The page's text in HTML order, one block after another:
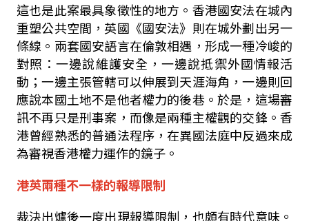
這也是此案最具象徵性的地方。香港國安法在城內
重塑公共空間，英國《國安法》則在城外劃出另一
條線。兩套國安語言在倫敦相遇，形成一種冷峻的
對照：一邊說維護安全，一邊說抵禦外國情報活
動；一邊主張管轄可以伸展到天涯海角，一邊則回
應說本國土地不是他者權力的後巷。於是，這場審
訊不再只是刑事案，而像是兩種主權觀的交鋒。香
港曾經熟悉的普通法程序，在異國法庭中反過來成
為審視香港權力運作的鏡子。
港英兩種不一樣的報導限制
裁決出爐後一度出現報導限制，也頗有時代意味。